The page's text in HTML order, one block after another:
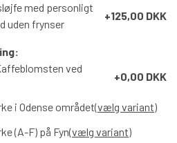
med personligt
uden frynser
+125,00 DKK
ved
+0,00 DKK
i Odense området(vælg variant)
(A-F) på Fyn(vælg variant)